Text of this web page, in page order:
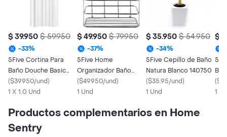
$ 39.950 $ 59.950
-33%
5Five Cortina Para
Baño Douche Basic
Blanco
($39950/und)
1 X 1.0 Und
$ 49.950 $ 79.950
-37%
5Five Home
Organizador Baño
Succión Cromado
105362
($49950/und)
1 Und
$ 35.950 $ 54.950
-34%
5Five Cepillo de Baño
Natura Blanco 140750
($35.95/und)
1 Und
$
(
1
Productos complementarios en Home
Sentry